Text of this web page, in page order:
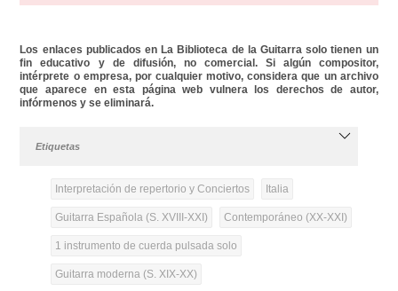
Los enlaces publicados en La Biblioteca de la Guitarra solo tienen un
fin educativo y de difusión, no comercial. Si algún compositor,
intérprete o empresa, por cualquier motivo, considera que un archivo
que aparece en esta página web vulnera los derechos de autor,
infórmenos y se eliminará.
Etiquetas
Interpretación de repertorio y Conciertos Italia
Guitarra Española (S. XVIII-XXI) Contemporáneo (XX-XXI)
1 instrumento de cuerda pulsada solo
Guitarra moderna (S. XIX-XX)